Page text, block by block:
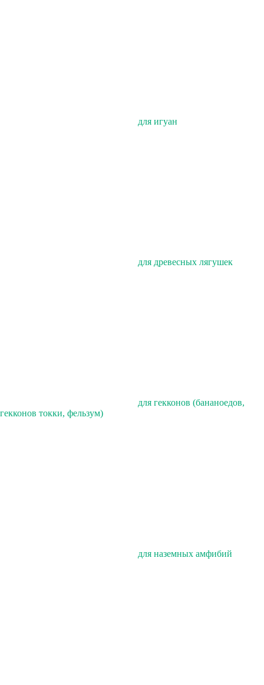
для игуан
для древесных лягушек
для гекконов (бананоедов,
гекконов токки, фельзум)
для наземных амфибий